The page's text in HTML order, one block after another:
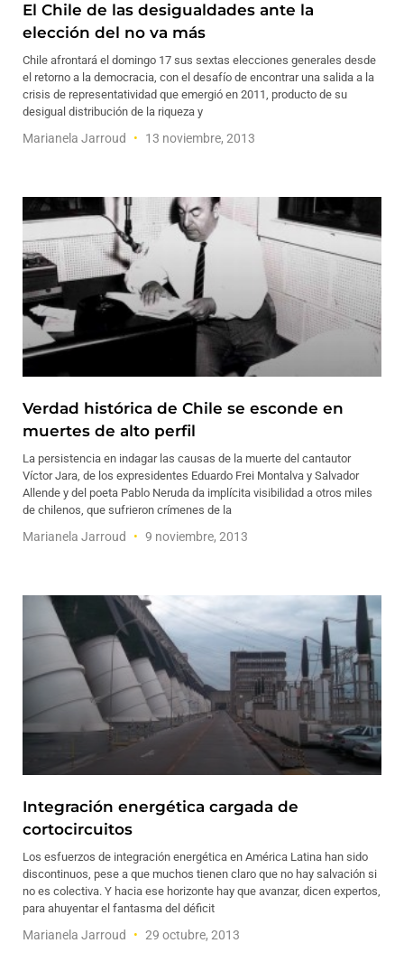
El Chile de las desigualdades ante la
elección del no va más
Chile afrontará el domingo 17 sus sextas elecciones generales desde
el retorno a la democracia, con el desafío de encontrar una salida a la
crisis de representatividad que emergió en 2011, producto de su
desigual distribución de la riqueza y
Marianela Jarroud 13 noviembre, 2013
Verdad histórica de Chile se esconde en
muertes de alto perfil
La persistencia en indagar las causas de la muerte del cantautor
Víctor Jara, de los expresidentes Eduardo Frei Montalva y Salvador
Allende y del poeta Pablo Neruda da implícita visibilidad a otros miles
de chilenos, que sufrieron crímenes de la
Marianela Jarroud 9 noviembre, 2013
Integración energética cargada de
cortocircuitos
Los esfuerzos de integración energética en América Latina han sido
discontinuos, pese a que muchos tienen claro que no hay salvación si
no es colectiva. Y hacia ese horizonte hay que avanzar, dicen expertos,
para ahuyentar el fantasma del déficit
Marianela Jarroud 29 octubre, 2013